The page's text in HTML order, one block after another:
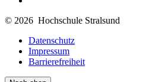
© 2026 Hochschule Stralsund
Datenschutz
Impressum
Barrierefreiheit